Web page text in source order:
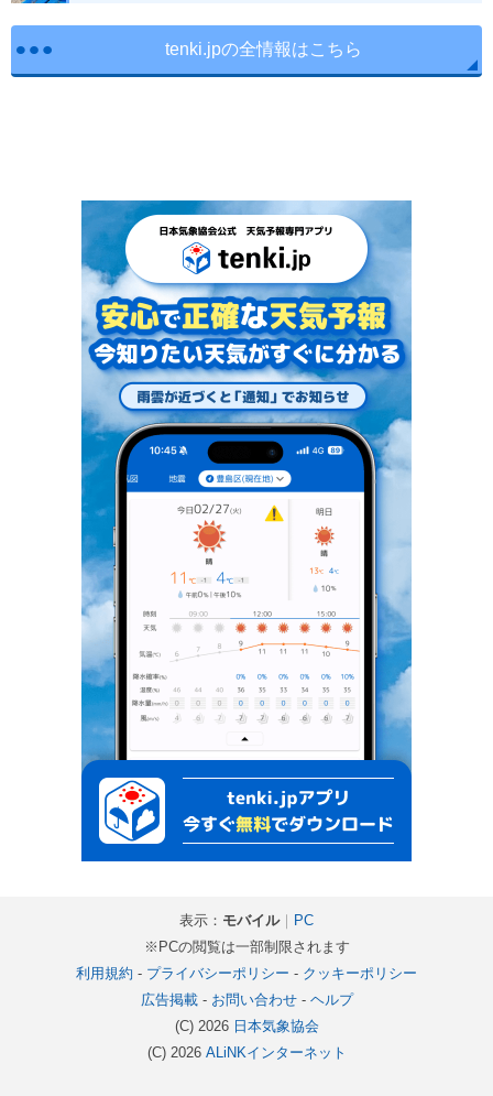
tenki.jpの全情報はこちら
表示： モバイル｜ PC
※PCの閲覧は一部制限されます
利用規約 - プライバシーポリシー - クッキーポリシー
広告掲載- お問い合わせ- ヘルプ
(C) 2026 日本気象協会
(C) 2026 ALiNKインターネット